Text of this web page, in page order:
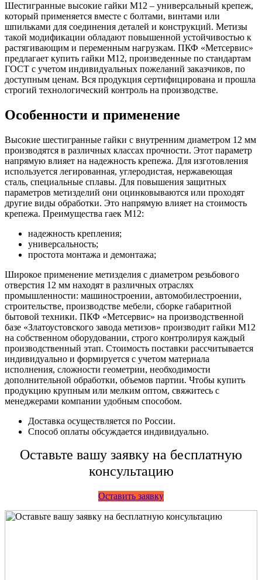
Шестигранные высокие гайки М12 – универсальный крепеж,
который применяется вместе с болтами, винтами или
шпильками для соединения деталей и конструкций. Метизы
такой модификации обладают повышенной устойчивостью к
растягивающим и переменным нагрузкам. ПКФ «Метсервис»
предлагает купить гайки М12, произведенные по стандартам
ГОСТ с учетом индивидуальных пожеланий заказчиков, по
доступным ценам. Вся продукция сертифицирована и прошла
строгий технологический контроль на производстве.
Особенности и применение
Высокие шестигранные гайки с внутренним диаметром 12 мм
производятся в различных классах прочности. Этот параметр
напрямую влияет на надежность крепежа. Для изготовления
используется легированная, углеродистая, нержавеющая
сталь, специальные сплавы. Для повышения защитных
параметров метизделий они оцинковываются или проходят
другие виды обработки. Это напрямую влияет на стоимость
крепежа. Преимущества гаек М12:
надежность крепления;
универсальность;
простота монтажа и демонтажа;
Широкое применение метизделия с диаметром резьбового
отверстия 12 мм находят в различных отраслях
промышленности: машиностроении, автомобилестроении,
строительстве, производстве мебели, сборке габаритной
бытовой техники. ПКФ «Метсервис» на производственной
базе «Златоустовского завода метизов» производит гайки М12
на собственном оборудовании, строго контролируя каждый
производственный этап. Стоимость поставки рассчитывается
индивидуально и формируется с учетом материала
исполнения, сложности геометрии, необходимости
дополнительной обработки, объемов партии. Чтобы купить
продукцию крупным или мелким оптом, свяжитесь с
менеджерами компании удобным способом.
Доставка осуществляется по России.
Способ оплаты обсуждается индивидуально.
Оставьте вашу заявку на бесплатную
консультацию
Оставить заявку